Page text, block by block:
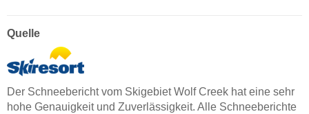
Quelle
Der Schneebericht vom Skigebiet Wolf Creek hat eine sehr
hohe Genauigkeit und Zuverlässigkeit. Alle Schneeberichte